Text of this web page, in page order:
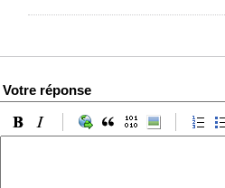
Votre réponse